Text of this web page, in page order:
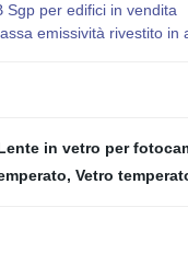
Sgp per edifici in vendita
emissività rivestito in
in vetro per
, Vetro